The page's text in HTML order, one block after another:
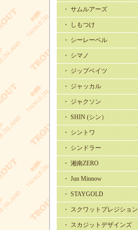
・ サムルアーズ
・ しもつけ
・ シーレーベル
・ シマノ
・ ジップベイツ
・ ジャッカル
・ ジャクソン
・ SHIN (シン）
・ シントワ
・ シンドラー
・ 湘南ZERO
・ Jun Minnow
・ STAYGOLD
・ スクワットプレジション
・ スカジットデザインズ